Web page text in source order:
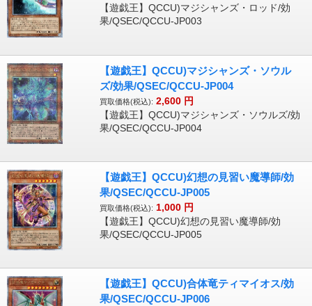
【遊戯王】QCCU)マジシャンズ・ロッド/効
果/QSEC/QCCU-JP003
【遊戯王】QCCU)マジシャンズ・ソウル
ズ/効果/QSEC/QCCU-JP004
買取価格(税込): 2,600 円
【遊戯王】QCCU)マジシャンズ・ソウルズ/効
果/QSEC/QCCU-JP004
【遊戯王】QCCU)幻想の見習い魔導師/効
果/QSEC/QCCU-JP005
買取価格(税込): 1,000 円
【遊戯王】QCCU)幻想の見習い魔導師/効
果/QSEC/QCCU-JP005
【遊戯王】QCCU)合体竜ティマイオス/効
果/QSEC/QCCU-JP006